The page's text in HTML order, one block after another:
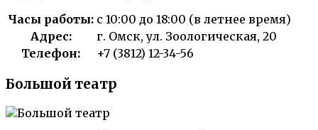
Часы работы: с 10:00 до 18:00 (в летнее время)
Адрес:
г. Омск, ул. Зоологическая, 20
Телефон:
+7 (3812) 12-34-56
Большой театр